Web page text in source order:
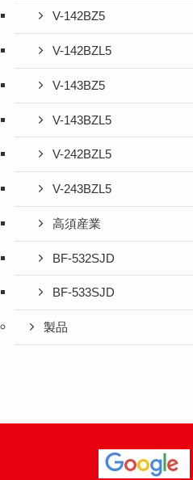
V-142BZ5
V-142BZL5
V-143BZ5
V-143BZL5
V-242BZL5
V-243BZL5
高須産業
BF-532SJD
BF-533SJD
製品